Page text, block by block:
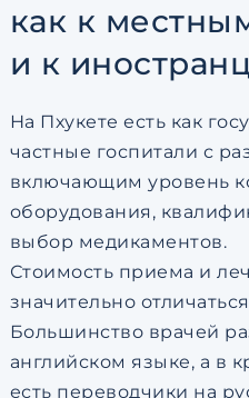
как к
и к
На Пхукете есть как
частные госпитали с
включающим уровень
оборудования,
выбор медикаментов.
Стоимость приема и
значительно
Большинство врачей
английском языке, а в
есть переводчики на